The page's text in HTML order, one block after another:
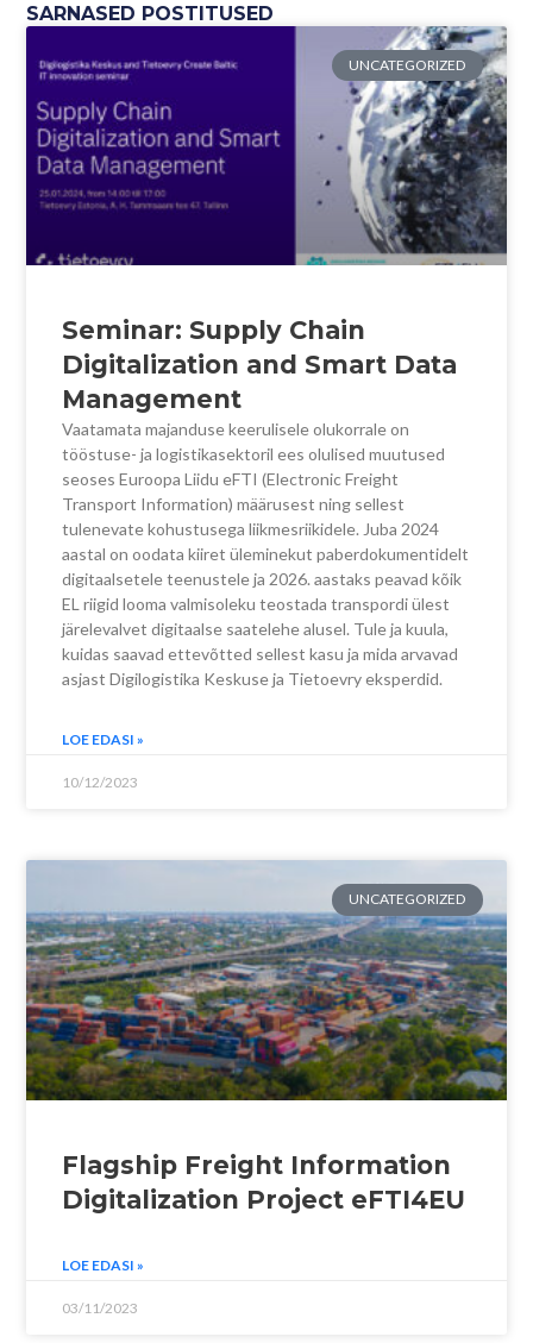
SARNASED POSTITUSED
UNCATEGORIZED
Seminar: Supply Chain
Digitalization and Smart Data
Management
Vaatamata majanduse keerulisele olukorrale on
tööstuse- ja logistikasektoril ees olulised muutused
seoses Euroopa Liidu eFTI (Electronic Freight
Transport Information) määrusest ning sellest
tulenevate kohustusega liikmesriikidele. Juba 2024
aastal on oodata kiiret üleminekut paberdokumentidelt
digitaalsetele teenustele ja 2026. aastaks peavad kõik
EL riigid looma valmisoleku teostada transpordi ülest
järelevalvet digitaalse saatelehe alusel. Tule ja kuula,
kuidas saavad ettevõtted sellest kasu ja mida arvavad
asjast Digilogistika Keskuse ja Tietoevry eksperdid.
LOE EDASI »
10/12/2023
UNCATEGORIZED
Flagship Freight Information
Digitalization Project eFTI4EU
LOE EDASI »
03/11/2023